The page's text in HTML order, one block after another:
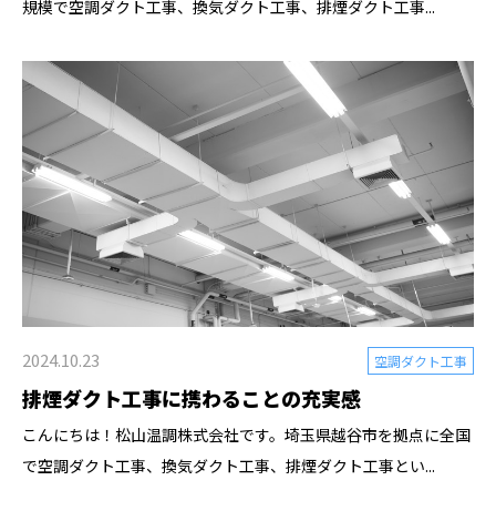
規模で空調ダクト工事、換気ダクト工事、排煙ダクト工事...
2024.10.23 空調ダクト工事
排煙ダクト工事に携わることの充実感
こんにちは！松山温調株式会社です。埼玉県越谷市を拠点に全国
で空調ダクト工事、換気ダクト工事、排煙ダクト工事とい...